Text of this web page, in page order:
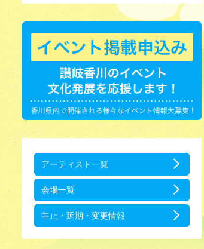
アーティスト一覧
会場一覧
中止・延期・変更情報